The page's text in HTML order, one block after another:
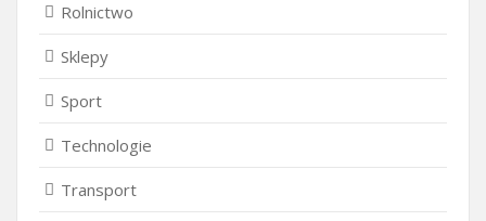
Rolnictwo
Sklepy
Sport
Technologie
Transport